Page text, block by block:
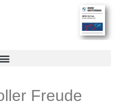
Freude